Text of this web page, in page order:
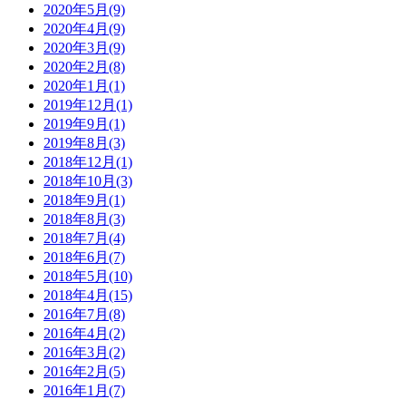
2020年5月(9)
2020年4月(9)
2020年3月(9)
2020年2月(8)
2020年1月(1)
2019年12月(1)
2019年9月(1)
2019年8月(3)
2018年12月(1)
2018年10月(3)
2018年9月(1)
2018年8月(3)
2018年7月(4)
2018年6月(7)
2018年5月(10)
2018年4月(15)
2016年7月(8)
2016年4月(2)
2016年3月(2)
2016年2月(5)
2016年1月(7)